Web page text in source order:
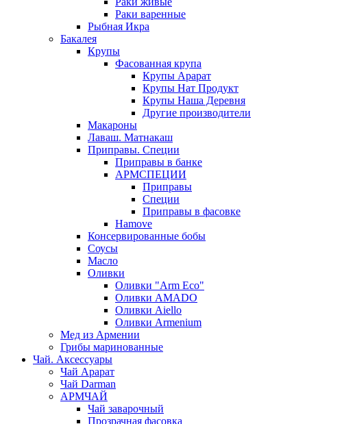
Раки варенные
Рыбная Икра
Бакалея
Крупы
Фасованная крупа
Крупы Арарат
Крупы Нат Продукт
Крупы Наша Деревня
Другие производители
Макароны
Лаваш. Матнакаш
Приправы. Специи
Приправы в банке
АРМСПЕЦИИ
Приправы
Специи
Приправы в фасовке
Hamove
Консервированные бобы
Соусы
Масло
Оливки
Оливки "Arm Eco"
Оливки AMADO
Оливки Aiello
Оливки Armenium
Мед из Армении
Грибы маринованные
Чай. Аксессуары
Чай Арарат
Чай Darman
АРМЧАЙ
Чай заварочный
Прозрачная фасовка